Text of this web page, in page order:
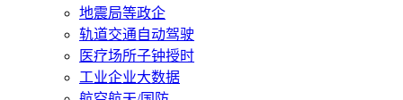
地震局等政企
轨道交通自动驾驶
医疗场所子钟授时
工业企业大数据